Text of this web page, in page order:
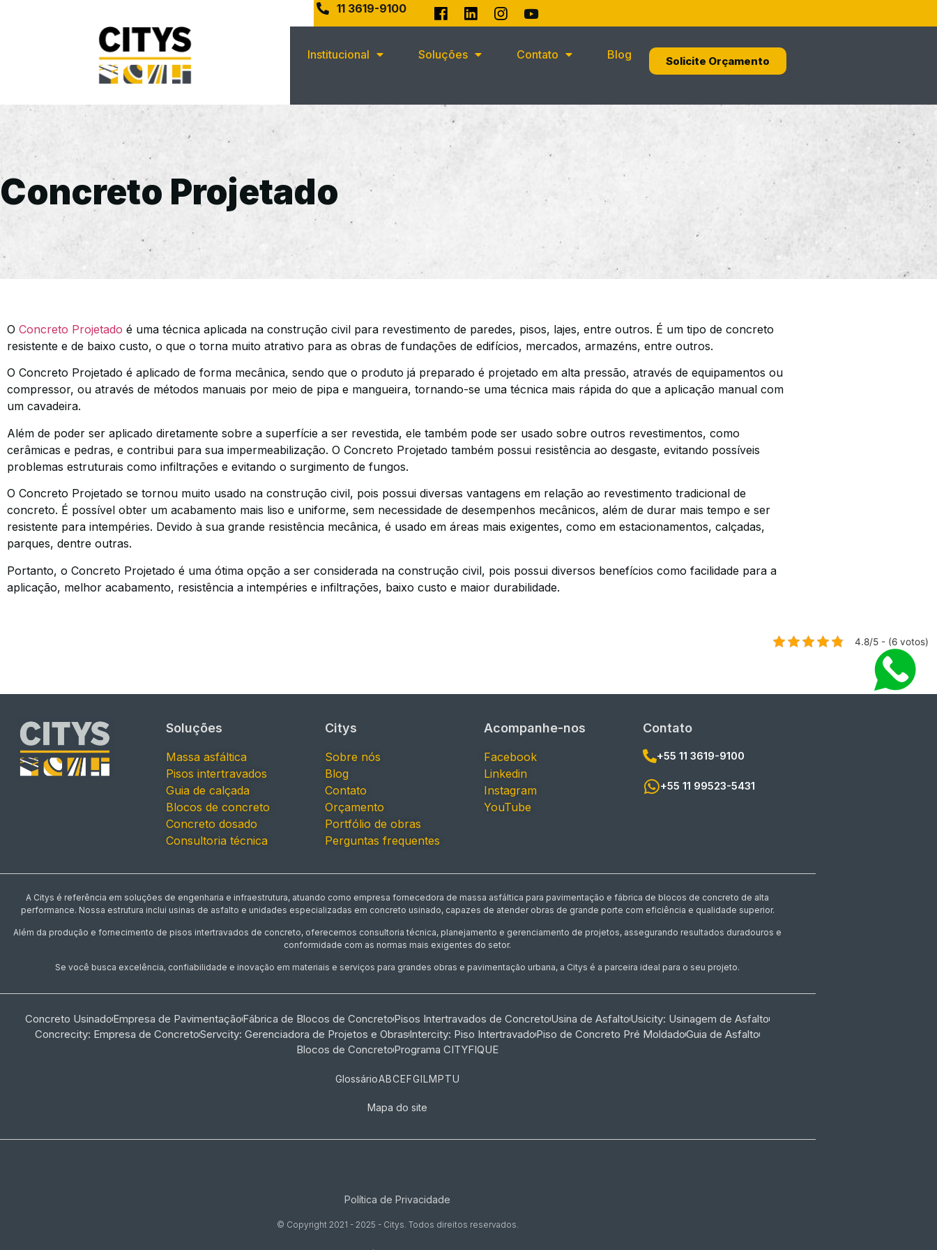
11 3619-9100
Institucional Soluções Contato Blog Solicite Orçamento
Concreto Projetado
O Concreto Projetado é uma técnica aplicada na construção civil para revestimento de paredes, pisos, lajes, entre outros. É um tipo de concreto
resistente e de baixo custo, o que o torna muito atrativo para as obras de fundações de edifícios, mercados, armazéns, entre outros.
O Concreto Projetado é aplicado de forma mecânica, sendo que o produto já preparado é projetado em alta pressão, através de equipamentos ou
compressor, ou através de métodos manuais por meio de pipa e mangueira, tornando-se uma técnica mais rápida do que a aplicação manual com
um cavadeira.
Além de poder ser aplicado diretamente sobre a superfície a ser revestida, ele também pode ser usado sobre outros revestimentos, como
cerâmicas e pedras, e contribui para sua impermeabilização. O Concreto Projetado também possui resistência ao desgaste, evitando possíveis
problemas estruturais como infiltrações e evitando o surgimento de fungos.
O Concreto Projetado se tornou muito usado na construção civil, pois possui diversas vantagens em relação ao revestimento tradicional de
concreto. É possível obter um acabamento mais liso e uniforme, sem necessidade de desempenhos mecânicos, além de durar mais tempo e ser
resistente para intempéries. Devido à sua grande resistência mecânica, é usado em áreas mais exigentes, como em estacionamentos, calçadas,
parques, dentre outras.
Portanto, o Concreto Projetado é uma ótima opção a ser considerada na construção civil, pois possui diversos benefícios como facilidade para a
aplicação, melhor acabamento, resistência a intempéries e infiltrações, baixo custo e maior durabilidade.
4.8/5 - (6 votos)
Soluções
Massa asfáltica
Pisos intertravados
Guia de calçada
Blocos de concreto
Concreto dosado
Consultoria técnica
Citys
Sobre nós
Blog
Contato
Orçamento
Portfólio de obras
Perguntas frequentes
Acompanhe-nos
Facebook
Linkedin
Instagram
YouTube
Contato
+55 11 3619-9100
+55 11 99523-5431
A Citys é referência em soluções de engenharia e infraestrutura, atuando como empresa fornecedora de massa asfáltica para pavimentação e fábrica de blocos de concreto de alta
performance. Nossa estrutura inclui usinas de asfalto e unidades especializadas em concreto usinado, capazes de atender obras de grande porte com eficiência e qualidade superior.
Além da produção e fornecimento de pisos intertravados de concreto, oferecemos consultoria técnica, planejamento e gerenciamento de projetos, assegurando resultados duradouros e
conformidade com as normas mais exigentes do setor.
Se você busca excelência, confiabilidade e inovação em materiais e serviços para grandes obras e pavimentação urbana, a Citys é a parceira ideal para o seu projeto.
Concreto UsinadoEmpresa de PavimentaçãoFábrica de Blocos de ConcretoPisos Intertravados de Concreto​Usina de AsfaltoUsicity: Usinagem de Asfalto
Concrecity: Empresa de ConcretoServcity: Gerenciadora de Projetos e ObrasIntercity: Piso IntertravadoPiso de Concreto Pré MoldadoGuia de Asfalto
Blocos de ConcretoPrograma CITYFIQUE
GlossárioABCEFGILMPTU
Mapa do site
Política de Privacidade
© Copyright 2021 - 2025 - Citys. Todos direitos reservados.